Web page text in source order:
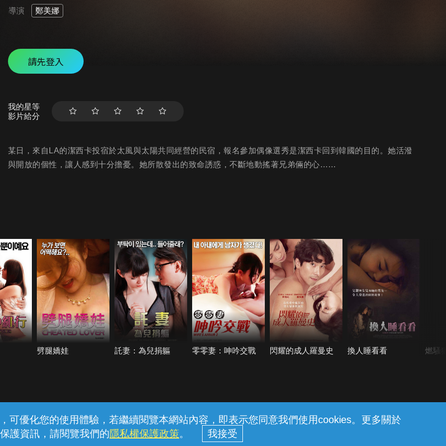
可優化您的使用體驗，若繼續閱覽本網站內容，即表示您同意我們使用cookies。更多關於
護資訊，請閱覽我們的隱私權保護政策。
導演 鄭美娜
請先登入
我的星等
影片給分
某日，來自LA的潔西卡投宿於太風與太陽共同經營的民宿，報名參加偶像選秀是潔西卡回到韓國的目的。她活潑
與開放的個性，讓人感到十分擔憂。她所散發出的致命誘惑，不斷地動搖著兄弟倆的心……
劈腿嬌娃 託妻：為兒捐軀 零零妻：呻吟交戰 閃耀的成人羅曼史 換人睡看看 燃騷
線上客服 服務條款 隱私權保護
中華電信股份有限公司個人家庭分公司 (統一編號：96979949) © 2026